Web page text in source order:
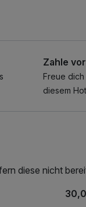
LAN Nutzung /
Zahle
Freue
diesem
diese nicht